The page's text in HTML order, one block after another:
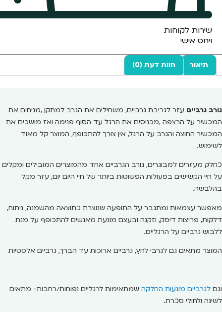
שירות לקוחות
ויחס אישי
תיאור חוות דעת (0)
גורב גרביים עזר לגריבת גרביים, משחילים את הגרב למתקן ,מניחים את
המכשיר על הרצפה ,מכניסים את הרגל עד הסוף פנימה ואז מושכים את
המכשיר החוצה והגרב על הרגל, אין צורך להתכופף, המוצר קל מאוד
לשימוש.
כחלק מעזרים למבוגרים, גורב הגרביים אחד מהמוצרים המובילים ומקלים
על חיי הקשישים בפעולות הפשוטות ביותר של חיי היום יום, עזר מקל
בהלבשה.
מאפשר עצמאות ומתגבר על התופעה שנוצרת כתוצאה מהשמנה, ניתוח,
דלקות, פריצות דיסק, וזקנה ובעצם מונעת מאנשים להתכופף על מנת
ללבוש גרביים על הרגליים.
המוצר מתאים גם לגרבי לחץ, גרביים ארוכות עד הברך, גרביים אלסטיות
וגם לגרביים מונעות החלקה שמתאימות לרגליים נפוחות/רחבות- מתאים
לשינה ולחולי סכרת.